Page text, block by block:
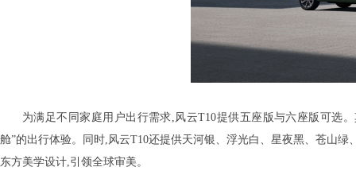
为满足不同家庭用户出行需求,风云T10提供五座版与六座版可选
舱”的出行体验。同时,风云T10还提供天河银、浮光白、星夜黑、苍山
东方美学设计,引领全球审美。